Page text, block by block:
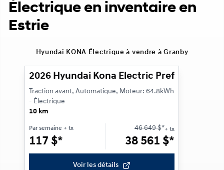
Électrique en inventaire en
Estrie
Hyundai KONA Électrique à vendre à Granby
1/3
2026 Hyundai Kona Electric Preferred
Traction avant, Automatique, Moteur: 64.8kWh
- Électrique
10 km
Par semaine + tx
117 $*
46 649$*+ tx
38 561 $*
Voir les détails